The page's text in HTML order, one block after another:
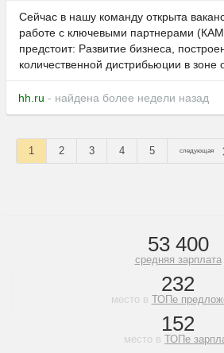
Сейчас в нашу команду открыта
работе с ключевыми партнерами
предстоит: Развитие бизнеса,
количественной дистрибьюции в зоне
hh.ru - найдена более недели назад
1 2 3 4 5 следующая
53 400
средняя зарплата
232
место в ТОПе
152
место в ТОПе